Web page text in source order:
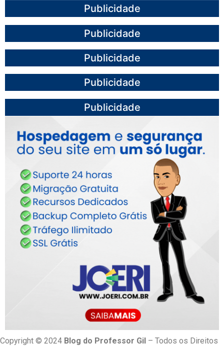
Publicidade
Publicidade
Publicidade
Publicidade
Publicidade
Copyright © 2024 Blog do Professor Gil – Todos os Direitos